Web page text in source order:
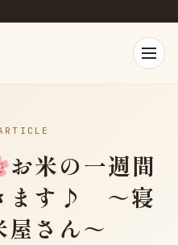
お米の一週間
ます♪ ～寝
さん～